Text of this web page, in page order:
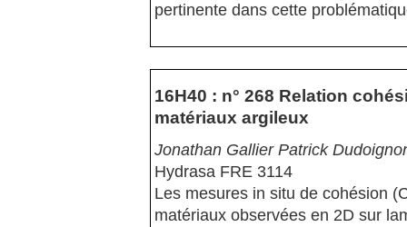
pertinente dans cette
16H40 : n° 268 Relation
matériaux argileux
Jonathan Gallier Patrick
Hydrasa FRE 3114
Les mesures in situ de cohésion
matériaux observées en 2D sur